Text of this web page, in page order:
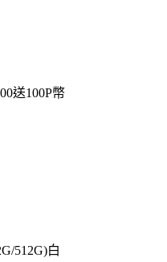
送100P幣
512G)白